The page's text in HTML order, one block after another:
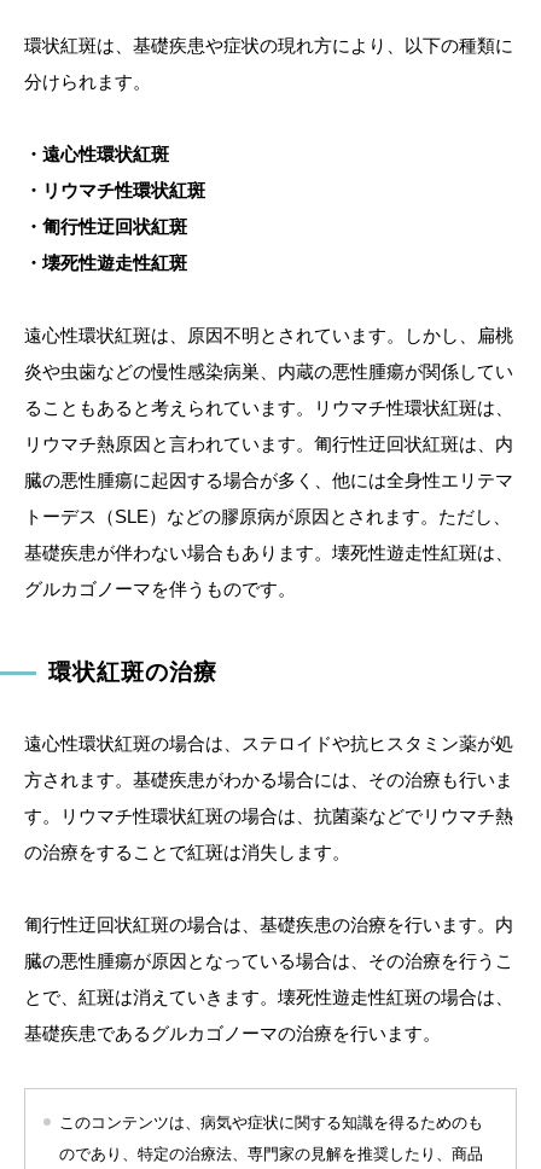
環状紅斑は、基礎疾患や症状の現れ方により、以下の種類に
分けられます。
・遠心性環状紅斑
・リウマチ性環状紅斑
・匍行性迂回状紅斑
・壊死性遊走性紅斑
遠心性環状紅斑は、原因不明とされています。しかし、扁桃
炎や虫歯などの慢性感染病巣、内蔵の悪性腫瘍が関係してい
ることもあると考えられています。リウマチ性環状紅斑は、
リウマチ熱原因と言われています。匍行性迂回状紅斑は、内
臓の悪性腫瘍に起因する場合が多く、他には全身性エリテマ
トーデス（SLE）などの膠原病が原因とされます。ただし、
基礎疾患が伴わない場合もあります。壊死性遊走性紅斑は、
グルカゴノーマを伴うものです。
環状紅斑の治療
遠心性環状紅斑の場合は、ステロイドや抗ヒスタミン薬が処
方されます。基礎疾患がわかる場合には、その治療も行いま
す。リウマチ性環状紅斑の場合は、抗菌薬などでリウマチ熱
の治療をすることで紅斑は消失します。
匍行性迂回状紅斑の場合は、基礎疾患の治療を行います。内
臓の悪性腫瘍が原因となっている場合は、その治療を行うこ
とで、紅斑は消えていきます。壊死性遊走性紅斑の場合は、
基礎疾患であるグルカゴノーマの治療を行います。
このコンテンツは、病気や症状に関する知識を得るためのも
のであり、特定の治療法、専門家の見解を推奨したり、商品